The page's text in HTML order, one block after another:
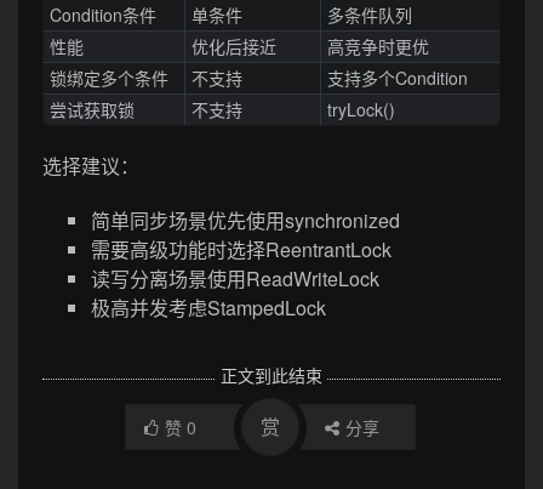
Condition条件
单条件
多条件队列
性能
优化后接近
高竞争时更优
锁绑定多个条件
不支持
支持多个Condition
尝试获取锁
不支持 tryLock()
选择建议：
简单同步场景优先使用synchronized
需要高级功能时选择ReentrantLock
读写分离场景使用ReadWriteLock
极高并发考虑StampedLock
正文到此结束
赞 0 赏 分享